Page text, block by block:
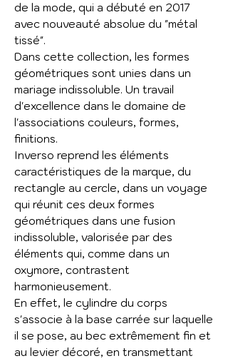
de la mode, qui a débuté en 2017
avec nouveauté absolue du "métal
tissé".
Dans cette collection, les formes
géométriques sont unies dans un
mariage indissoluble. Un travail
d'excellence dans le domaine de
l'associations couleurs, formes,
finitions.
Inverso reprend les éléments
caractéristiques de la marque, du
rectangle au cercle, dans un voyage
qui réunit ces deux formes
géométriques dans une fusion
indissoluble, valorisée par des
éléments qui, comme dans un
oxymore, contrastent
harmonieusement.
En effet, le cylindre du corps
s'associe à la base carrée sur laquelle
il se pose, au bec extrêmement fin et
au levier décoré, en transmettant